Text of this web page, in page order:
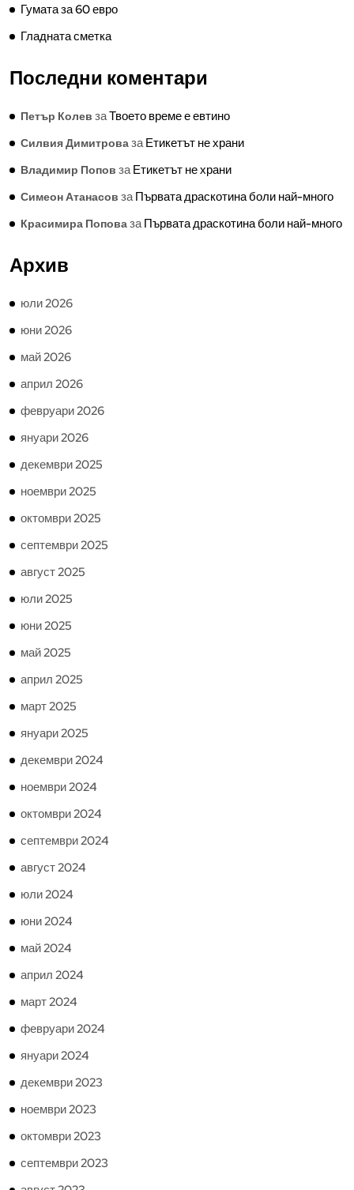
Гумата за 60 евро
Гладната сметка
Последни коментари
Петър Колев заТвоето време е евтино
Силвия ДимитровазаЕтикетът не храни
Владимир Попов заЕтикетът не храни
Симеон Атанасов заПървата драскотина боли най-много
Красимира ПоповазаПървата драскотина боли най-много
Архив
юли 2026
юни 2026
май 2026
април 2026
февруари 2026
януари 2026
декември 2025
ноември 2025
октомври 2025
септември 2025
август 2025
юли 2025
юни 2025
май 2025
април 2025
март 2025
януари 2025
декември 2024
ноември 2024
октомври 2024
септември 2024
август 2024
юли 2024
юни 2024
май 2024
април 2024
март 2024
февруари 2024
януари 2024
декември 2023
ноември 2023
октомври 2023
септември 2023